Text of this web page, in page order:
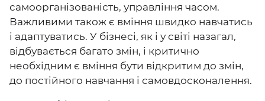
самоорганізованість, управління часом.
Важливими також є вміння швидко навчатись
і адаптуватись. У бізнесі, як і у світі назагал,
відбувається багато змін, і критично
необхідним є вміння бути відкритим до змін,
до постійного навчання і самовдосконалення.